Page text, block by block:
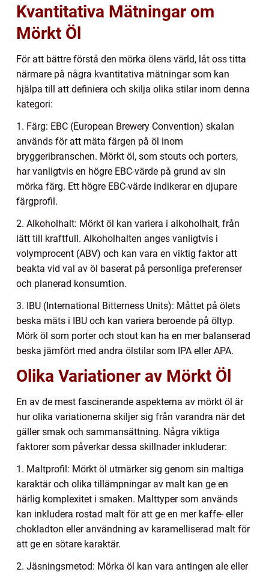
Kvantitativa Mätningar om
Mörkt Öl
För att bättre förstå den mörka ölens värld, låt oss titta
närmare på några kvantitativa mätningar som kan
hjälpa till att definiera och skilja olika stilar inom denna
kategori:
1. Färg: EBC (European Brewery Convention) skalan
används för att mäta färgen på öl inom
bryggeribranschen. Mörkt öl, som stouts och porters,
har vanligtvis en högre EBC-värde på grund av sin
mörka färg. Ett högre EBC-värde indikerar en djupare
färgprofil.
2. Alkoholhalt: Mörkt öl kan variera i alkoholhalt, från
lätt till kraftfull. Alkoholhalten anges vanligtvis i
volymprocent (ABV) och kan vara en viktig faktor att
beakta vid val av öl baserat på personliga preferenser
och planerad konsumtion.
3. IBU (International Bitterness Units): Måttet på ölets
beska mäts i IBU och kan variera beroende på öltyp.
Mörk öl som porter och stout kan ha en mer balanserad
beska jämfört med andra ölstilar som IPA eller APA.
Olika Variationer av Mörkt Öl
En av de mest fascinerande aspekterna av mörkt öl är
hur olika variationerna skiljer sig från varandra när det
gäller smak och sammansättning. Några viktiga
faktorer som påverkar dessa skillnader inkluderar:
1. Maltprofil: Mörkt öl utmärker sig genom sin maltiga
karaktär och olika tillämpningar av malt kan ge en
härlig komplexitet i smaken. Malttyper som används
kan inkludera rostad malt för att ge en mer kaffe- eller
chokladton eller användning av karamelliserad malt för
att ge en sötare karaktär.
2. Jäsningsmetod: Mörka öl kan vara antingen ale eller